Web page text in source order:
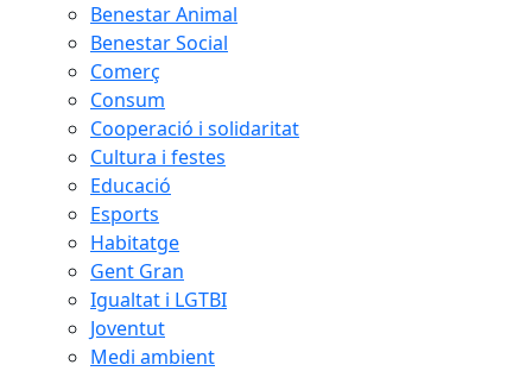
Benestar Animal
Benestar Social
Comerç
Consum
Cooperació i solidaritat
Cultura i festes
Educació
Esports
Habitatge
Gent Gran
Igualtat i LGTBI
Joventut
Medi ambient